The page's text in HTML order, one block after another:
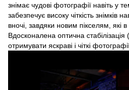
знімає чудові фотографії навіть у
забезпечує високу чіткість знімків
вночі, завдяки новим пікселям, які в
Вдосконалена оптична
отримувати яскраві і чіткі